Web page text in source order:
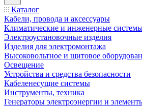
Каталог
Кабели, провода и аксессуары
Климатические и инженерные
Электроустановочные изделия
Изделия для электромонтажа
Высоковольтное и щитовое
Освещение
Устройства и средства безопасности
Кабеленесущие системы
Инструменты, техника
Генераторы электроэнергии и